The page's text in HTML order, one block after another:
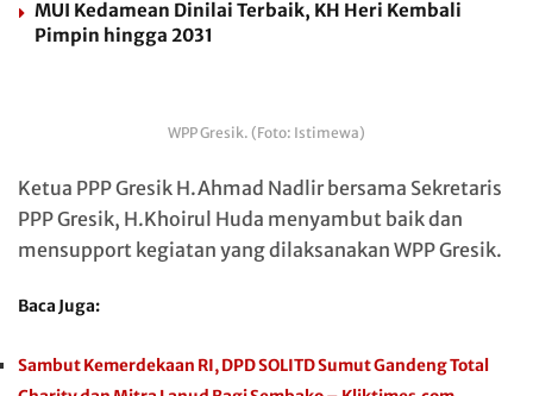
MUI Kedamean Dinilai Terbaik, KH Heri Kembali
Pimpin hingga 2031
WPP Gresik. (Foto: Istimewa)
Ketua PPP Gresik H.Ahmad Nadlir bersama Sekretaris
PPP Gresik, H.Khoirul Huda menyambut baik dan
mensupport kegiatan yang dilaksanakan WPP Gresik.
Baca Juga:
Sambut Kemerdekaan RI, DPD SOLITD Sumut Gandeng Total